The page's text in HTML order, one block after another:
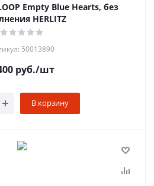
Empty Blue Hearts, без
наполнения HERLITZ
50013890
руб./шт
В корзину